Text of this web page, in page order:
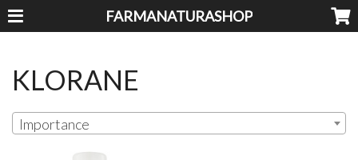
FARMANATURASHOP
KLORANE
Importance